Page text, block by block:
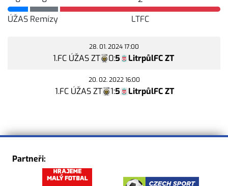
ÚŽAS Remízy
LTFC
28. 01. 2024 17:00
1.FC ÚŽAS ZT 0:5 LitrpůlFC ZT
20. 02. 2022 16:00
1.FC ÚŽAS ZT 1:5 LitrpůlFC ZT
Partneři: